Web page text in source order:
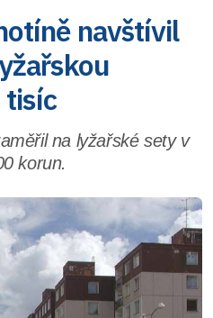
navštívil
tisíc
na lyžařské sety v
korun.